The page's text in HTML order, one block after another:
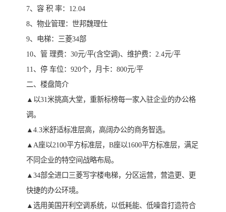
7、容 积 率：12.04
8、物业管理：世邦魏理仕
9、电梯：三菱34部
10、管 理费：30元/平(含空调)、维护费：2.4元/平
11、停 车位：920个，月卡：800元/平
二、楼盘简介
▲以31米挑高大堂，重新标榜每一家入驻企业的办公格
调。
▲4.3米舒适标准层高，高阔办公的商务智选。
▲A座以2100平方标准层，B座以1600平方标准层，满足
不同企业的特空间战略布局。
▲34部全进口三菱写字楼电梯，分区运营，营造更、更
快捷的办公环境。
▲选用美国开利空调系统，以低耗能、低噪音打造符合